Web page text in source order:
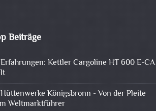
Beiträge
Erfahrungen: Kettler Cargoline HT 600 E-CA
Hüttenwerke Königsbronn - Von der Pleite
Weltmarktführer